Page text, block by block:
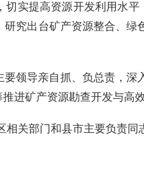
实提高资源开发利用水
究出台矿产资源整合、
领导亲自抓、负总责，
进矿产资源勘查开发与高
关部门和县市主要负责同